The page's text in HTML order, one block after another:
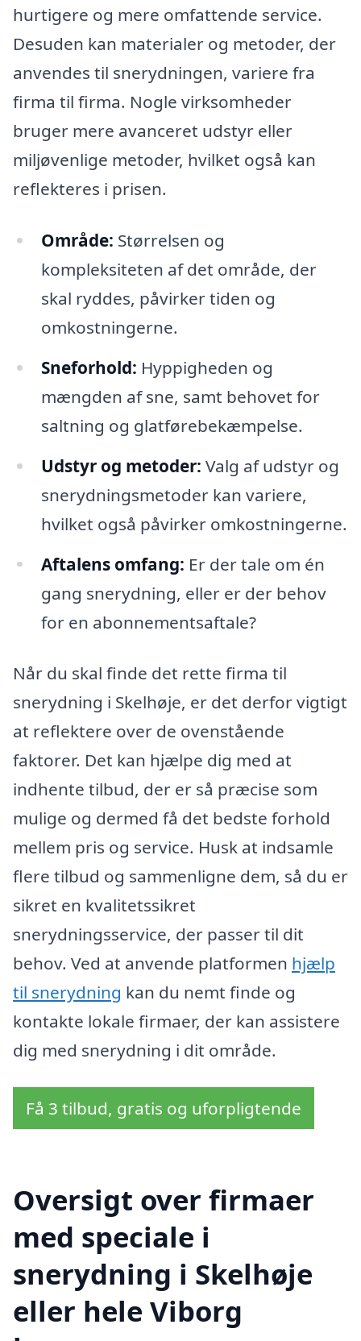
hurtigere og mere omfattende service.
Desuden kan materialer og metoder, der
anvendes til snerydningen, variere fra
firma til firma. Nogle virksomheder
bruger mere avanceret udstyr eller
miljøvenlige metoder, hvilket også kan
reflekteres i prisen.
Område: Størrelsen og
kompleksiteten af det område, der
skal ryddes, påvirker tiden og
omkostningerne.
Sneforhold: Hyppigheden og
mængden af sne, samt behovet for
saltning og glatførebekæmpelse.
Udstyr og metoder: Valg af udstyr og
snerydningsmetoder kan variere,
hvilket også påvirker omkostningerne.
Aftalens omfang: Er der tale om én
gang snerydning, eller er der behov
for en abonnementsaftale?
Når du skal finde det rette firma til
snerydning i Skelhøje, er det derfor vigtigt
at reflektere over de ovenstående
faktorer. Det kan hjælpe dig med at
indhente tilbud, der er så præcise som
mulige og dermed få det bedste forhold
mellem pris og service. Husk at indsamle
flere tilbud og sammenligne dem, så du er
sikret en kvalitetssikret
snerydningsservice, der passer til dit
behov. Ved at anvende platformen hjælp
til snerydning kan du nemt finde og
kontakte lokale firmaer, der kan assistere
dig med snerydning i dit område.
Få 3 tilbud, gratis og uforpligtende
Oversigt over firmaer
med speciale i
snerydning i Skelhøje
eller hele Viborg